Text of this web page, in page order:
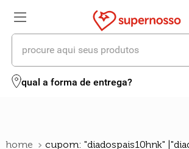
procure aqui seus produtos
qual a forma de entrega?
cupom: "diadospais10hnk"
termos mais buscados